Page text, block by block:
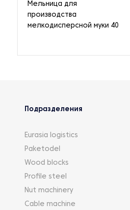
Мельница для
производства
мелкодисперсной муки 40
Подразделения
Eurasia logistics
Paketodel
Wood blocks
Profile steel
Nut machinery
Cable machine